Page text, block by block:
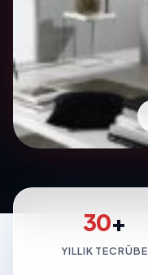
30+
YILLIK TECRÜBE